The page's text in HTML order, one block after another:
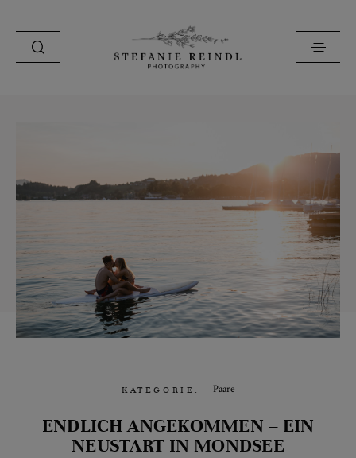
HOCHZEITSTIPPS
BLOG
KONTAKT
KATEGORIE: Paare
ENDLICH ANGEKOMMEN – EIN
NEUSTART IN MONDSEE